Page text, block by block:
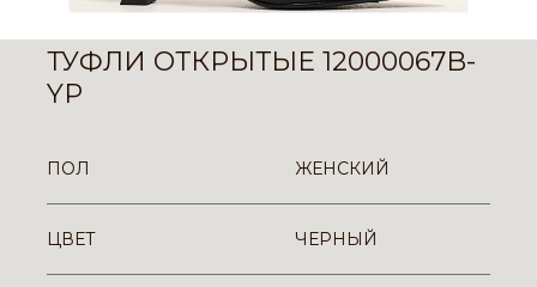
ТУФЛИ ОТКРЫТЫЕ 12000067B-
YP
ПОЛ ЖЕНСКИЙ
ЦВЕТ ЧЕРНЫЙ